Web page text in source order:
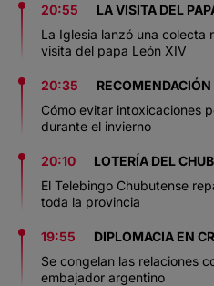
20:55
LA VISITA DEL
La Iglesia lanzó una colecta
visita del papa León XIV
20:35
Cómo evitar intoxicaciones
durante el invierno
20:10
LOTERÍA DEL
El Telebingo Chubutense
toda la provincia
19:55
DIPLOMACIA EN
Se congelan las relaciones
embajador argentino